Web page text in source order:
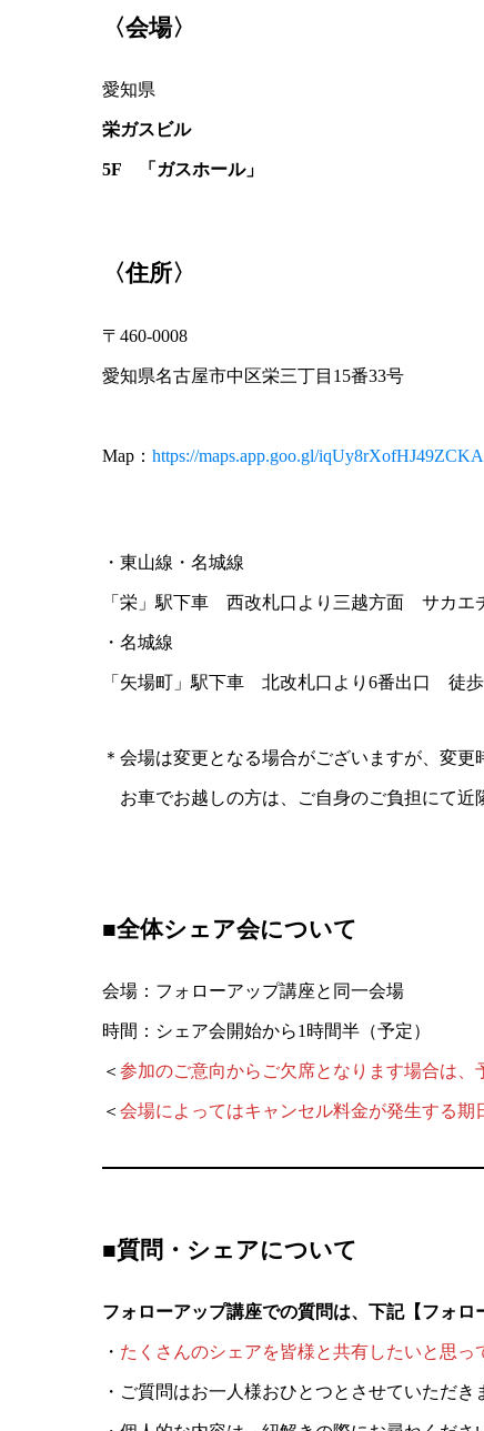
〈会場〉
愛知県
栄ガスビル
5F 「ガスホール」
〈住所〉
〒460-0008
愛知県名古屋市中区栄三丁目15番33号
Map： https://maps.app.goo.gl/iqUy8rXofHJ49ZCKA
・東山線・名城線
「栄」駅下車 西改札口より三越方面 サカエ
・名城線
「矢場町」駅下車 北改札口より6番出口 徒
＊会場は変更となる場合がございますが、変更
お車でお越しの方は、ご自身のご負担にて近
■全体シェア会について
会場：フォローアップ講座と同一会場
時間：シェア会開始から1時間半（予定）
＜ 参加のご意向からご欠席となります場合は、
＜ 会場によってはキャンセル料金が発生する期
■質問・シェアについて
フォローアップ講座での質問は、下記【フォロ
・ たくさんのシェアを皆様と共有したいと思
・ご質問はお一人様おひとつとさせていただき